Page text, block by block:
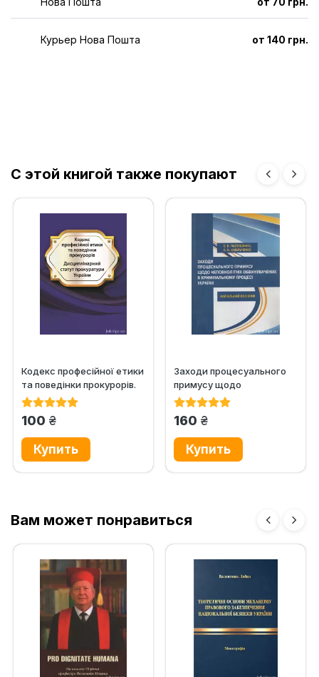
Курьер Нова Пошта от 140 грн.
С этой книгой также покупают
Кодекс професійної етики
та поведінки прокурорів.
Дисциплінарний статут...
100 грн.
Заходи процесуального
примусу щодо
неповнолітніх
160 грн.
Вам может понравиться